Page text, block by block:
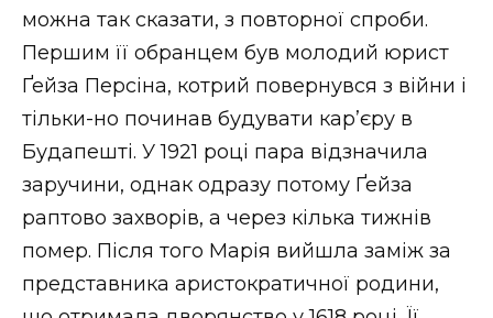
можна так сказати, з повторної спроби.
Першим її обранцем був молодий юрист
Ґейза Персіна, котрий повернувся з війни і
тільки-но починав будувати кар’єру в
Будапешті. У 1921 році пара відзначила
заручини, однак одразу потому Ґейза
раптово захворів, а через кілька тижнів
помер. Після того Марія вийшла заміж за
представника аристократичної родини,